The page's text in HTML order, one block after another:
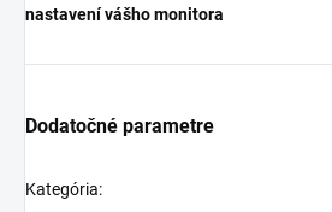
nastavení vášho monitora
Dodatočné parametre
Kategória: